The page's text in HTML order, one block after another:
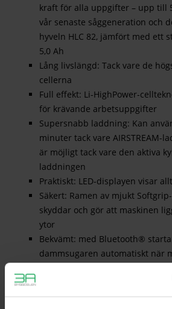
kraft för alla uppgifter – upp till
vår senaste såggeneration och
hyveln HLC 82, jämfört med ett
5,0 Ah
Lång livslängd: Tack vare de
cellerna
Full effekt: Li-HighPower-
för krävande arbetsuppgifter
Supersnabb laddning: Kan
minuter tack vare AIRSTREAM-
är möjligt tack vare den aktiva
laddningen
Praktiskt: LED-displayen visar
Säkert: Ramen av mjukt
skyddar och gör att maskinen
ytor
Bekvämt: med Bluetooth® startar
dammsugaren automatiskt när
Smart utökning: Med Festool-